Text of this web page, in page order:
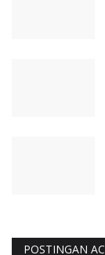
POSTINGAN